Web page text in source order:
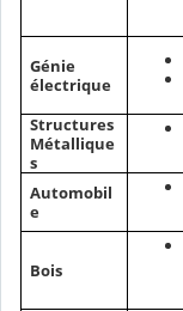
Génie
électrique
Structures
Métallique
s
Automobil
e
Bois